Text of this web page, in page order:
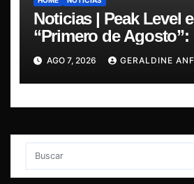
Noticias | Peak Level
“Primero de Agosto”:
sonoro por el duelo y
AGO 7, 2026 GERALDINE